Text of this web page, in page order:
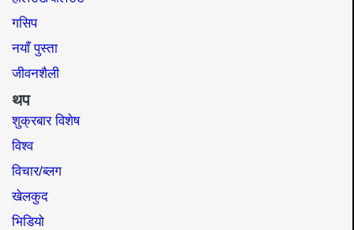
गसिप
नयाँ पुस्ता
जीवनशैली
थप
शुक्रबार विशेष
विश्व
विचार/ब्लग
खेलकुद
भिडियो